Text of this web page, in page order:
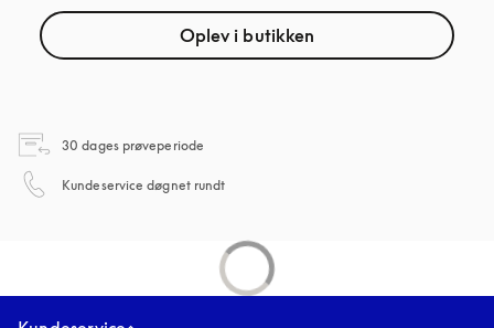
Oplev i butikken
30 dages prøveperiode
Kundeservice døgnet rundt